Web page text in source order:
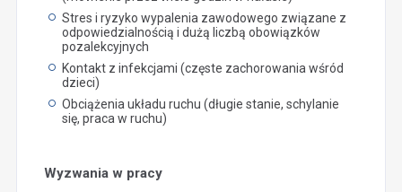
Stres i ryzyko wypalenia zawodowego związane z
odpowiedzialnością i dużą liczbą obowiązków
pozalekcyjnych
Kontakt z infekcjami (częste zachorowania wśród
dzieci)
Obciążenia układu ruchu (długie stanie, schylanie
się, praca w ruchu)
Wyzwania w pracy